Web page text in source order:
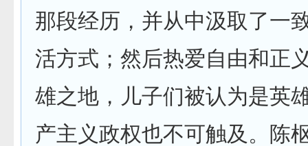
那段经历，并从中汲取了一
活方式；然后热爱自由和正
雄之地，儿子们被认为是英
产主义政权也不可触及。陈